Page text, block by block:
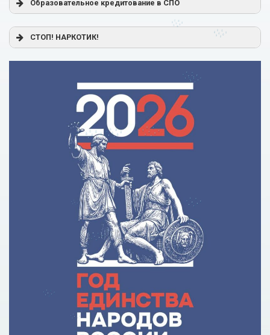
Образовательное кредитование в СПО
Постановление Правительства РФ от 17.11.2025 г. № 1824
«О государственной поддержке образовательного
кредитования»
Распоряжение Правительства РФ от 17.11.2025 г. № 3326-
р
Образовательное кредитование: пособие для студентов
Кредит на образование с господдержкой
Причины для изменения условий по образовательному
кредиту
СТОП! НАРКОТИК!
Сделай правильный выбор